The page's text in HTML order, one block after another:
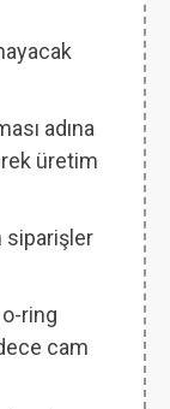
adına
üretim
siparişler
ring
cam